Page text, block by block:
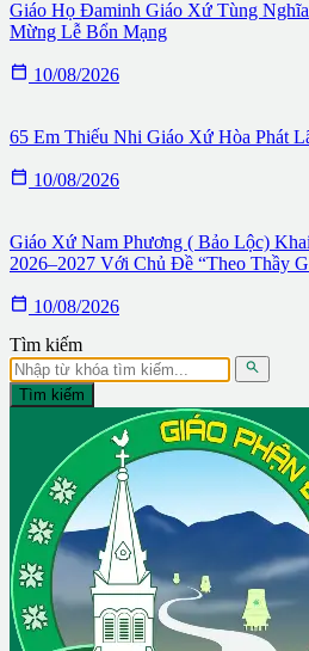
Giáo Họ Đaminh Giáo Xứ Tùng
Mừng Lễ Bổn Mạng
 10/08/2026
65 Em Thiếu Nhi Giáo Xứ Hòa Phát
 10/08/2026
Giáo Xứ Nam Phương ( Bảo Lộc)
2026–2027 Với Chủ Đề “Theo Thầy
 10/08/2026
Tìm kiếm

Tìm kiếm